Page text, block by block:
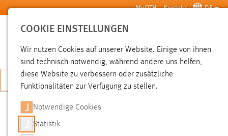
Zum Hauptinhalt springen MyOTH Kontakt DE
SUCHE
JETZT BEWERBEN
SUCHE
COOKIE EINSTELLUNGEN
Wir nutzen Cookies auf unserer Website. Einige von ihnen
sind technisch notwendig, während andere uns helfen,
diese Website zu verbessern oder zusätzliche
Funktionalitäten zur Verfügung zu stellen.
Notwendige Cookies
Statistik